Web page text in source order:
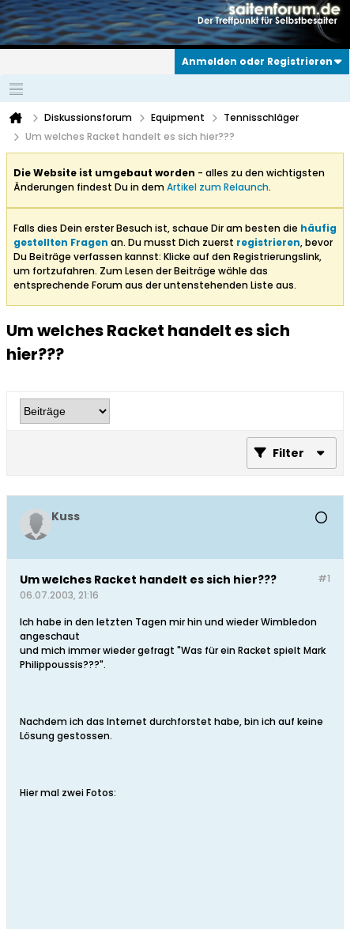
Anmelden oder Registrieren
Diskussionsforum Equipment
Tennisschläger
Um welches Racket handelt es sich hier???
Die Website ist umgebaut worden - alles zu den wichtigsten
Änderungen findest Du in demArtikel zum Relaunch.
Falls dies Dein erster Besuch ist, schaue Dir am besten die häufig
gestellten Fragen an. Du musst Dich zuerst registrieren, bevor
Du Beiträge verfassen kannst: Klicke auf den Registrierungslink,
um fortzufahren. Zum Lesen der Beiträge wähle das
entsprechende Forum aus der untenstehenden Liste aus.
Um welches Racket handelt es sich
hier???
Filter
Kuss
#1
Um welches Racket handelt es sich hier???
06.07.2003, 21:16
Ich habe in den letzten Tagen mir hin und wieder Wimbledon
angeschaut
und mich immer wieder gefragt "Was für ein Racket spielt Mark
Philippoussis???".
Nachdem ich das Internet durchforstet habe, bin ich auf keine
Lösung gestossen.
Hier mal zwei Fotos: